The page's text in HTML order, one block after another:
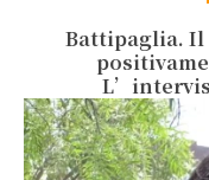
Battipaglia.